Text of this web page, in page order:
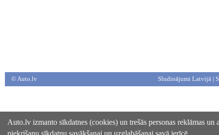
© Auto.lv Sludinājumi Latvijā |
Auto.lv izmanto sīkdatnes (cookies) un trešās personas reklāmas
piekrišanu sīkdatņu savākšanai un uzglabāšanai savā ierīcē.